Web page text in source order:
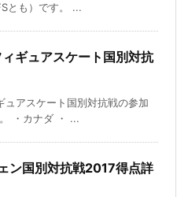
とも）です。 ...
ギュアスケート国別対抗
ュアスケート国別対抗戦の参加
・カナダ ・ ...
ン国別対抗戦2017得点詳